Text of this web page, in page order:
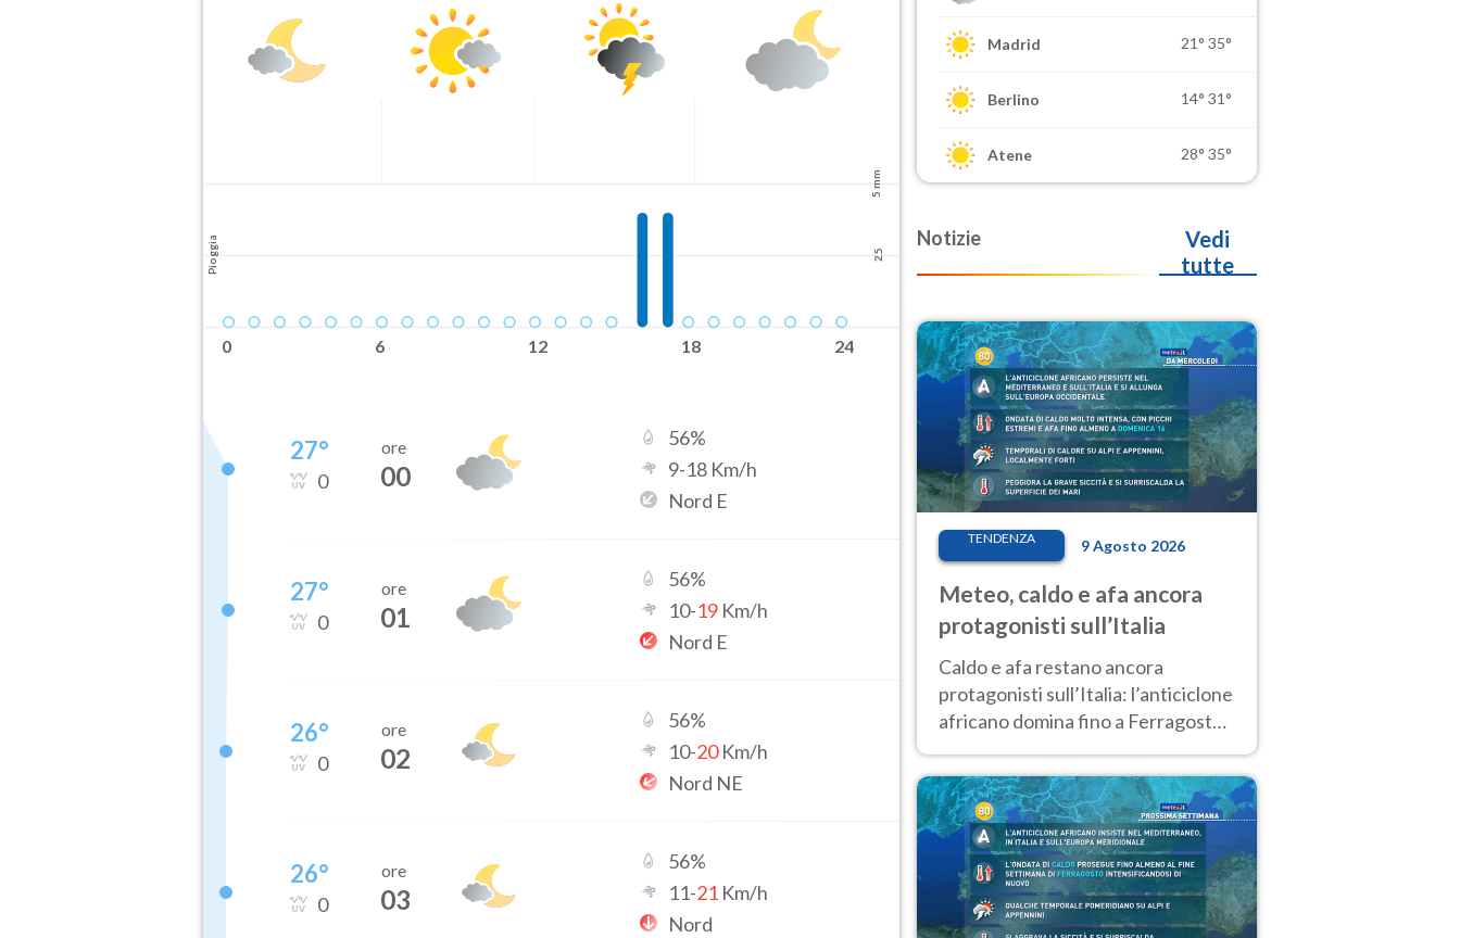
5 mm
2.5
Pioggia
0 6 12 18 24
27°
0
ore
00
56%
9-18 Km/h
Nord E
27°
0
ore
01
56%
10-19 Km/h
Nord E
26°
0
ore
02
56%
10-20Km/h
Nord NE
26°
0
ore
03
56%
11-21 Km/h
Nord
Madrid 21° 35°
Berlino 14° 31°
Atene 28° 35°
Notizie
Vedi
tutte
TENDENZA 9 Agosto 2026
Meteo, caldo e afa ancora
protagonisti sull’Italia
Caldo e afa restano ancora
protagonisti sull’Italia: l’anticiclone
africano domina fino a Ferragosto,
cambiamento